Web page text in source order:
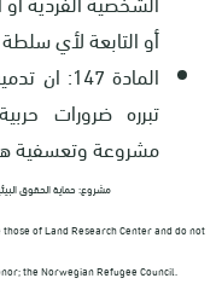
أو التابعة لأي
المادة
تبرره ضرورات
مشروعة وتعسفية
مشروع: حماية الحقوق
of Land Research Center and do not
the Norwegian Refugee Council.